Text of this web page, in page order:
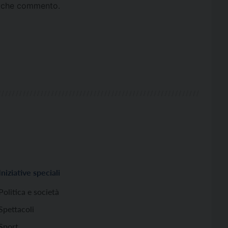
commento.
Iniziative speciali
Politica e società